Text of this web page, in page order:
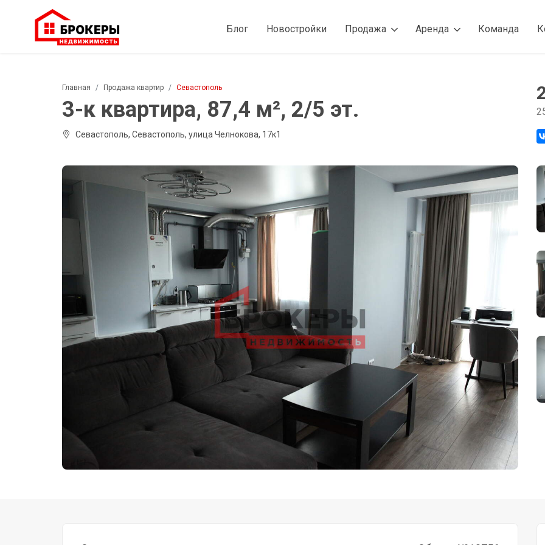
Блог Новостройки Продажа Аренда Команда
Главная Продажа квартир Севастополь
3-к квартира, 87,4 м², 2/5 эт.
Севастополь, Севастополь, улица Челнокова, 17к1